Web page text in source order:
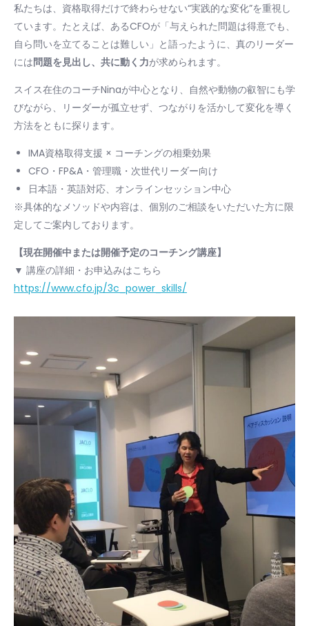
私たちは、資格取得だけで終わらせない“実践的な変化”を重視し
ています。たとえば、あるCFOが「与えられた問題は得意でも、
自ら問いを立てることは難しい」と語ったように、真のリーダー
には問題を見出し、共に動く力が求められます。
スイス在住のコーチNinaが中心となり、自然や動物の叡智にも学
びながら、リーダーが孤立せず、つながりを活かして変化を導く
方法をともに探ります。
IMA資格取得支援 × コーチングの相乗効果
CFO・FP&A・管理職・次世代リーダー向け
日本語・英語対応、オンラインセッション中心
※具体的なメソッドや内容は、個別のご相談をいただいた方に限
定してご案内しております。
【現在開催中または開催予定のコーチング講座】
▼ 講座の詳細・お申込みはこちら
https://www.cfo.jp/3c_power_skills/